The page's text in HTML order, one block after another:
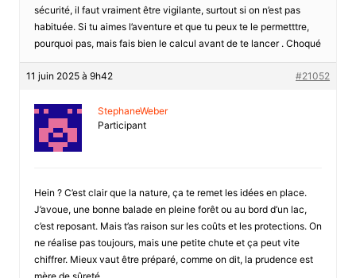
sécurité, il faut vraiment être vigilante, surtout si on n’est pas
habituée. Si tu aimes l’aventure et que tu peux te le permetttre,
pourquoi pas, mais fais bien le calcul avant de te lancer . Choqué
11 juin 2025 à 9h42 #21052
StephaneWeber
Participant
Hein ? C’est clair que la nature, ça te remet les idées en place.
J’avoue, une bonne balade en pleine forêt ou au bord d’un lac,
c’est reposant. Mais t’as raison sur les coûts et les protections. On
ne réalise pas toujours, mais une petite chute et ça peut vite
chiffrer. Mieux vaut être préparé, comme on dit, la prudence est